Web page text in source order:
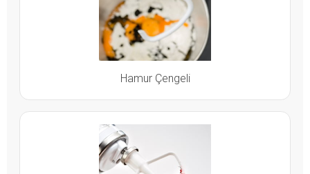
Hamur Çengeli